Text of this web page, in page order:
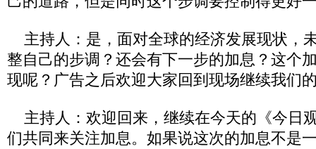
主持人：是，面对全球的经济发展现状，
整自己的步调？还会有下一步的加息？这个
现呢？广告之后欢迎大家回到现场继续我们
主持人：欢迎回来，继续在今天的《今日
们共同来关注加息。如果说这次的加息不是